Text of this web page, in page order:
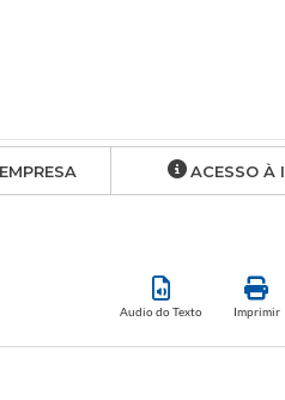
EMPRESA ACESSO À
Audio do Texto Imprimir